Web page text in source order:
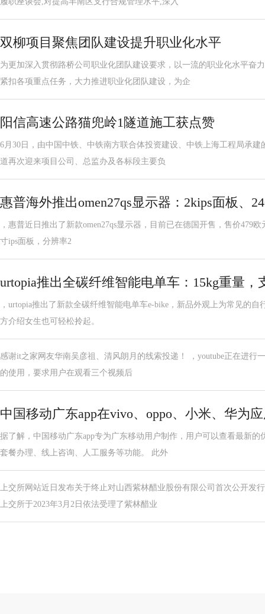
双柳项目聚焦团队建设提升职业化水平
为更加深入贯彻路桥公司职业化团队建设要求，以一流的职业化水平奋
紧扣各项重点任务，大力推进职业化团队建设，为企
阳信高速公路猫兜岭1隧道施工获点赞
6月30日，由中国中铁、中铁南方联合体投资建设、中铁上海工程局承建
道再次迎来项目公司、总监办及各标段主要负
惠普海外推出omen27qs显示器：2kips面板、
，惠普近日推出了新款omen27qs显示器，目前已在德国开售，售价479
寸ips面板，分辨率2
urtopia推出全碳纤维智能电单车：15kg重量，
，urtopia推出了新款全碳纤维智能电单车e-bike，新品外观上为常见的
方介绍女生也可轻松拎起。
感谢it之家网友华南吴彦祖、清风朗月的线索投递！ ，youtube正在进行
的使用，要求用户在观看三个视频后
中国移动广东app在vivo、oppo、小米、华为
据了解，中国移动广东app专为广东移动用户制作，用户可以查看最新
套餐办理、线上咨询、人工服务等功能。 此外
上交所网站近日发布关于终止对山西紫林醋业股份有限公司首次公开发
上交所于2023年3月2日依法受理了紫林醋业